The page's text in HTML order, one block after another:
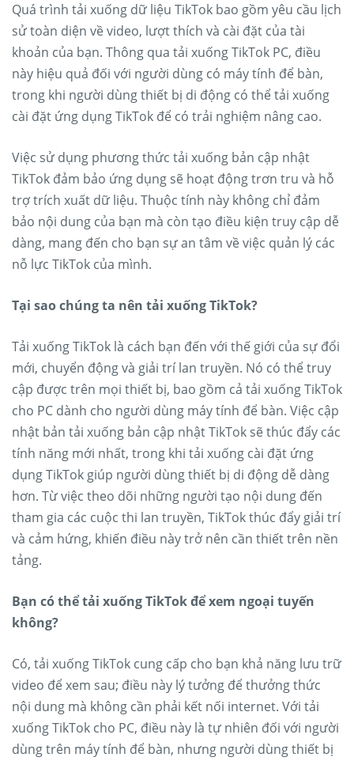
Quá trình tải xuống dữ liệu TikTok bao gồm yêu cầu lịch
sử toàn diện về video, lượt thích và cài đặt của tài
khoản của bạn. Thông qua tải xuống TikTok PC, điều
này hiệu quả đối với người dùng có máy tính để bàn,
trong khi người dùng thiết bị di động có thể tải xuống
cài đặt ứng dụng TikTok để có trải nghiệm nâng cao.
Việc sử dụng phương thức tải xuống bản cập nhật
TikTok đảm bảo ứng dụng sẽ hoạt động trơn tru và hỗ
trợ trích xuất dữ liệu. Thuộc tính này không chỉ đảm
bảo nội dung của bạn mà còn tạo điều kiện truy cập dễ
dàng, mang đến cho bạn sự an tâm về việc quản lý các
nỗ lực TikTok của mình.
Tại sao chúng ta nên tải xuống TikTok?
Tải xuống TikTok là cách bạn đến với thế giới của sự đổi
mới, chuyển động và giải trí lan truyền. Nó có thể truy
cập được trên mọi thiết bị, bao gồm cả tải xuống TikTok
cho PC dành cho người dùng máy tính để bàn. Việc cập
nhật bản tải xuống bản cập nhật TikTok sẽ thúc đẩy các
tính năng mới nhất, trong khi tải xuống cài đặt ứng
dụng TikTok giúp người dùng thiết bị di động dễ dàng
hơn. Từ việc theo dõi những người tạo nội dung đến
tham gia các cuộc thi lan truyền, TikTok thúc đẩy giải trí
và cảm hứng, khiến điều này trở nên cần thiết trên nền
tảng.
Bạn có thể tải xuống TikTok để xem ngoại tuyến
không?
Có, tải xuống TikTok cung cấp cho bạn khả năng lưu trữ
video để xem sau; điều này lý tưởng để thưởng thức
nội dung mà không cần phải kết nối internet. Với tải
xuống TikTok cho PC, điều này là tự nhiên đối với người
dùng trên máy tính để bàn, nhưng người dùng thiết bị